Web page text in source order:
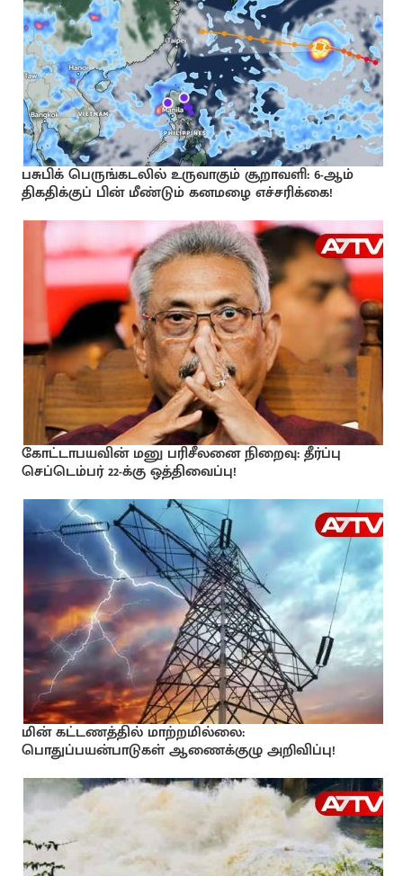
பசுபிக் பெருங்கடலில் உருவாகும் சூறாவளி: 6-ஆம்
திகதிக்குப் பின் மீண்டும் கனமழை எச்சரிக்கை!
கோட்டாபயவின் மனு பரிசீலனை நிறைவு: தீர்ப்பு
செப்டெம்பர் 22-க்கு ஒத்திவைப்பு!
மின் கட்டணத்தில் மாற்றமில்லை:
பொதுப்பயன்பாடுகள் ஆணைக்குழு அறிவிப்பு!